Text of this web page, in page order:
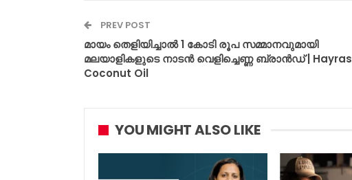
PREV POST
മായം തെളിയിച്ചാൽ 1 കോടി രൂപ സമ്മാനവുമായി
മലയാളികളുടെ നാടൻ വെളിച്ചെണ്ണ ബ്രാൻഡ് | Hayras
Coconut Oil
YOU MIGHT ALSO LIKE